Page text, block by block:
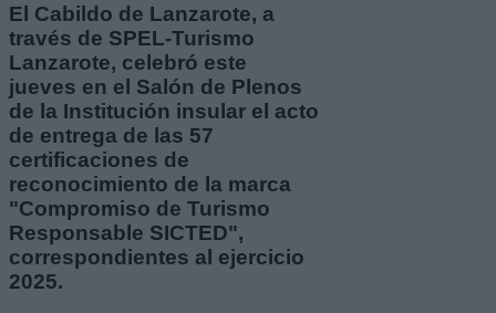
El Cabildo de Lanzarote, a
través de SPEL-Turismo
Lanzarote, celebró este
jueves en el Salón de Plenos
de la Institución insular el acto
de entrega de las 57
certificaciones de
reconocimiento de la marca
"Compromiso de Turismo
Responsable SICTED",
correspondientes al ejercicio
2025.